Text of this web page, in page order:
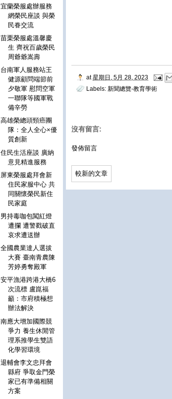
at 星期日, 5月 28, 2023
Labels: 新聞總覽-教育學術
沒有留言:
發佈留言
較新的文章
宜蘭榮服處辦服務
網榮民座談 與榮
民眷交流
苗栗榮服處溫馨慶
生 齊祝百歲榮民
周爺爺嵩壽
台南軍人服務站王
健源顧問端節前
夕敬軍 慰問空軍
一聯隊等國軍戰
備辛勞
高雄榮總頭頸癌團
隊：全人全心×優
質創新
住民生活座談 廣納
意見精進服務
屏東榮服處拜會新
住民家服中心 共
同關懷榮民新住
民家庭
男持毒咖包闖紅燈
遭攔 遭警戳破直
哀求遭送辦
全國農業達人選拔
大賽 臺南青農陳
芳婷勇奪殿軍
安平漁港跨港大橋6
次流標 盧崑福
籲：市府積極想
辦法解決
南應大增加國際競
爭力 養生休閒管
理系推學生雙語
化學習環境
退輔會李文忠拜會
縣府 爭取金門榮
家已有準備相關
方案